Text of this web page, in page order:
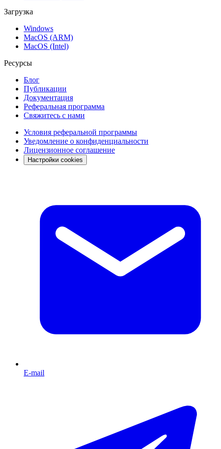
Загрузка
Windows
MacOS (ARM)
MacOS (Intel)
Ресурсы
Блог
Публикации
Документация
Реферальная программа
Свяжитесь с нами
Условия реферальной программы
Уведомление о конфиденциальности
Лицензионное соглашение
Настройки cookies
E-mail